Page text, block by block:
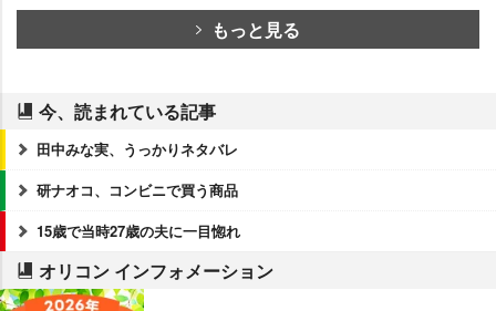
もっと見る
今、読まれている記事
田中みな実、うっかりネタバレ
研ナオコ、コンビニで買う商品
15歳で当時27歳の夫に一目惚れ
オリコン インフォメーション